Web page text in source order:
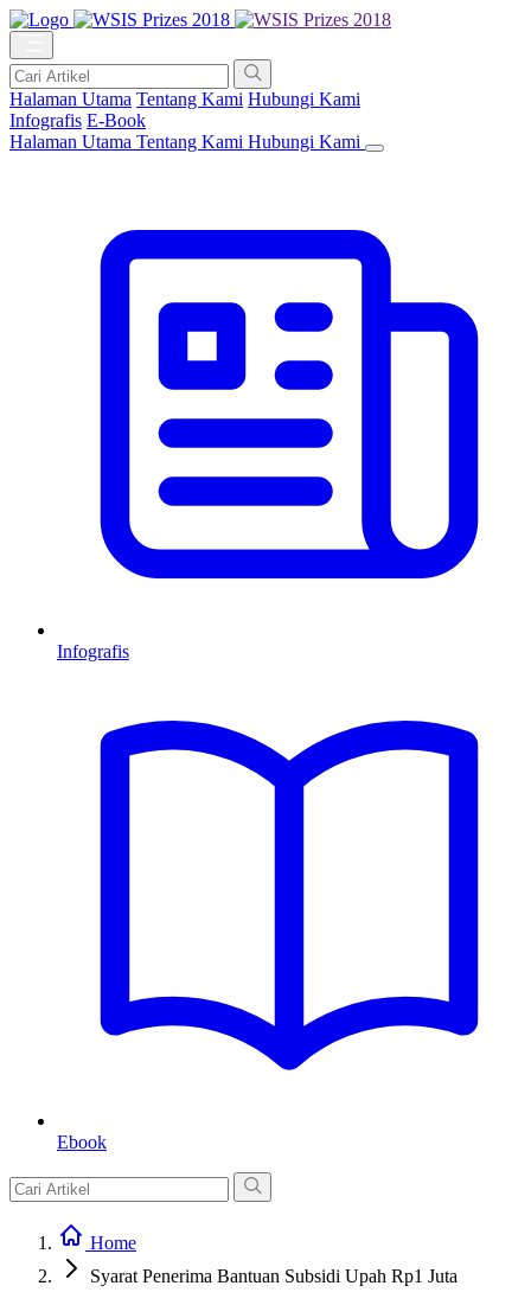
Halaman Utama Tentang Kami Hubungi Kami
Infografis E-Book
Halaman Utama Tentang Kami Hubungi Kami
Infografis
Ebook
Home
Syarat Penerima Bantuan Subsidi Upah Rp1 Juta